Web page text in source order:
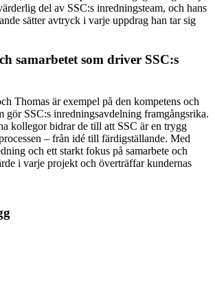
del av SSC:s inredningsteam, och hans
sätter avtryck i varje uppdrag han tar sig
samarbetet som driver SSC:s
Thomas är exempel på den kompetens och
gör SSC:s inredningsavdelning framgångsrika.
kollegor bidrar de till att SSC är en trygg
– från idé till färdigställande. Med
och ett starkt fokus på samarbete och
i varje projekt och överträffar kundernas